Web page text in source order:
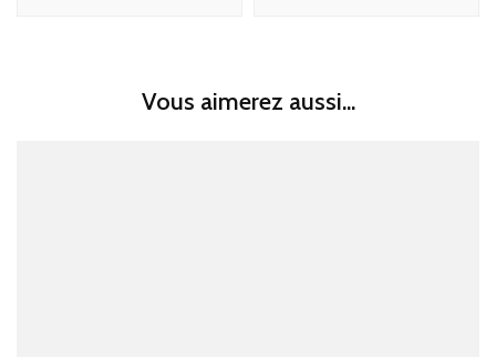
Vous aimerez aussi...